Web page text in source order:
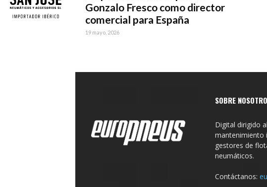
Gonzalo Fresco como director
comercial para España
19 mayo, 2026
SOBRE
Digital dirigido
mantenimiento
gestores de
neumáticos.
Contáctanos: